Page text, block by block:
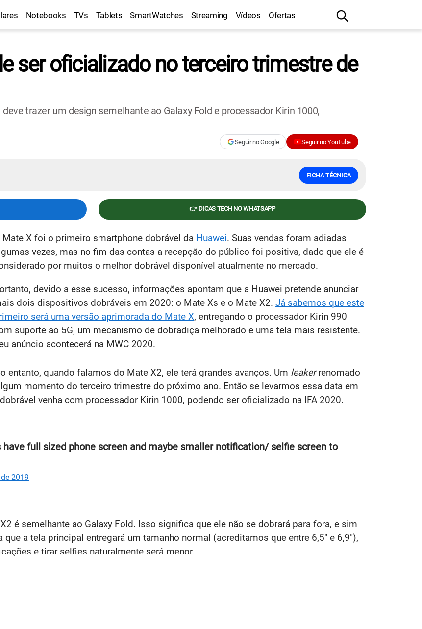
Notebooks TVs Tablets SmartWatches Streaming Vídeos Ofertas
ser oficializado no terceiro trimestre de
trazer um design semelhante ao Galaxy Fold e processador Kirin 1000,
Seguir no Google Seguir no YouTube
FICHA TÉCNICA
👉 DICAS TECH NO WHATSAPP
Mate X foi o primeiro smartphone dobrável da Huawei. Suas vendas foram adiadas
vezes, mas no fim das contas a recepção do público foi positiva, dado que ele é
por muitos o melhor dobrável disponível atualmente no mercado.
devido a esse sucesso, informações apontam que a Huawei pretende anunciar
dois dispositivos dobráveis em 2020: o Mate Xs e o Mate X2. Já sabemos que este
será uma versão aprimorada do Mate X, entregando o processador Kirin 990
suporte ao 5G, um mecanismo de dobradiça melhorado e uma tela mais resistente.
anúncio acontecerá na MWC 2020.
entanto, quando falamos do Mate X2, ele terá grandes avanços. Um leakerrenomado
momento do terceiro trimestre do próximo ano. Então se levarmos essa data em
venha com processador Kirin 1000, podendo ser oficializado na IFA 2020.
full sized phone screen and maybe smaller notification/ selfie screen to
2019
é semelhante ao Galaxy Fold. Isso significa que ele não se dobrará para fora, e sim
que a tela principal entregará um tamanho normal (acreditamos que entre 6,5" e 6,9"),
e tirar selfies naturalmente será menor.